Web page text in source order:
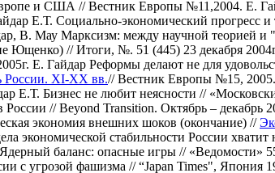
Европе и США // Вестник Европы №11,2004. Е.
Е.Т. Социально-экономический прогресс
В. Мау Марксизм: между научной теорией и
Ющенко) // Итоги, №. 51 (445) 23 декабря
Е. Гайдар Реформы делают не для
России. XI-XX вв.// Вестник Европы №15, 2005.
Е.Т. Бизнес не любит неясности //
// Beyond Transition. Октябрь – декабрь
экономия внешних шоков (окончание) //
экономической стабильности России хватит
баланс: опасные игры // «Ведомости»
с угрозой фашизма // “Japan Times", Япония